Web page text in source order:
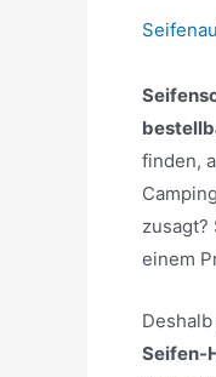
finden,
zusagt?
einem
Seifen-